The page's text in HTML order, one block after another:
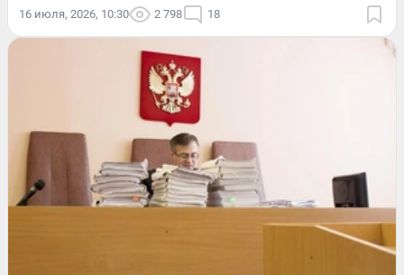
16 июля, 2026, 10:30 2 798 18